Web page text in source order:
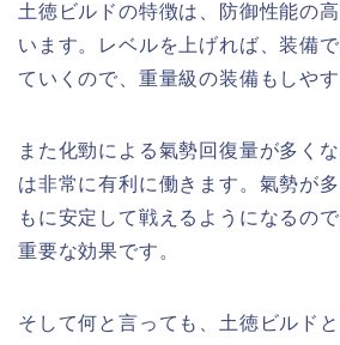
土徳ビルドの特徴は、防御性能の
います。レベルを上げれば、装備
ていくので、重量級の装備もしやす
また化勁による氣勢回復量が多く
は非常に有利に働きます。氣勢が
もに安定して戦えるようになるの
重要な効果です。
そして何と言っても、土徳ビルド